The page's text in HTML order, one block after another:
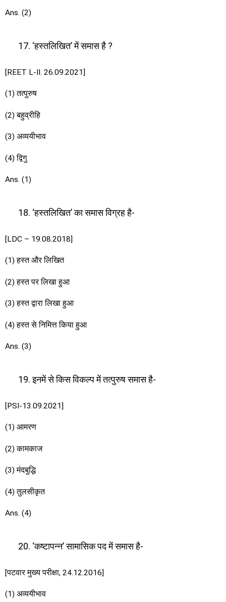
Ans. (2)
‘हस्तलिखित’ में समास है ?
[REET L-II. 26.09.2021]
(1) तत्पुरुष
(2) बहुव्रीहि
(3) अव्ययीभाव
(4) द्विगु
Ans. (1)
‘हस्तलिखित’ का समास विग्रह है-
[LDC – 19.08.2018]
(1) हस्त और लिखित
(2) हस्त पर लिखा हुआ
(3) हस्त द्वारा लिखा हुआ
(4) हस्त से निमित्त किया हुआ
Ans. (3)
इनमें से किस विकल्प में तत्पुरुष समास है-
[PSI-13.09.2021]
(1) आमरण
(2) कामकाज
(3) मंदबुद्धि
(4) तुलसीकृत
Ans. (4)
‘कष्टापन्न’ सामासिक पद में समास है-
[पटवार मुख्य परीक्षा, 24.12.2016]
(1) अव्ययीभाव